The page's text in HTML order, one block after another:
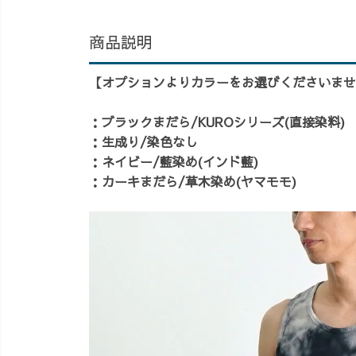
商品説明
【オプションよりカラーをお選びくださいま
：ブラックまだら/KUROシリーズ(直接染料)
：生成り/染色なし
：ネイビー/藍染め(インド藍)
：カーキまだら/草木染め(ヤマモモ)